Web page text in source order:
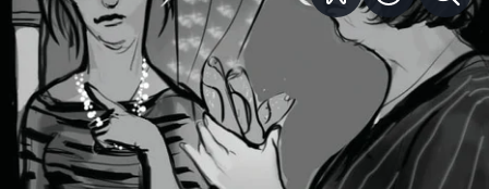
Komiks•24. 11. 2013
ZEN ŽEN
Lela Geislerová